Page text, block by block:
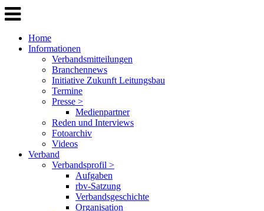
Home
Informationen
Verbandsmitteilungen
Branchennews
Initiative Zukunft Leitungsbau
Termine
Presse >
Medienpartner
Reden und Interviews
Fotoarchiv
Videos
Verband
Verbandsprofil >
Aufgaben
rbv-Satzung
Verbandsgeschichte
Organisation